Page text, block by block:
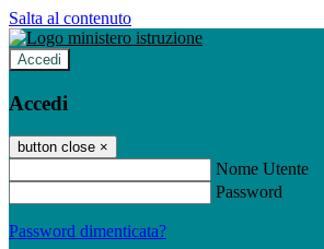
Salta al contenuto
Accedi
Accedi
button close ×
Nome Utente
Password
Password dimenticata?